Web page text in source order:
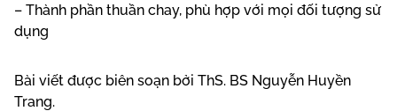
– Thành phần thuần chay, phù hợp với mọi đối tượng sử
dụng
Bài viết được biên soạn bởi ThS. BS Nguyễn Huyền
Trang.